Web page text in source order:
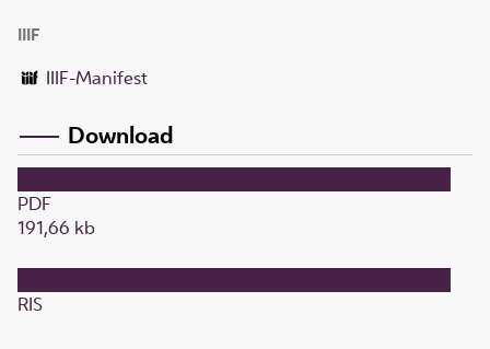
IIIF
IIIF-Manifest
Download
PDF
191,66 kb
RIS